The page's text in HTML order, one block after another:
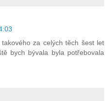
za celých těch šest let
bych bývala byla potřebovala